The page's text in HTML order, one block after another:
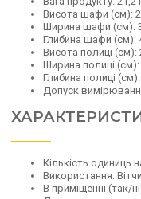
Висота шафи (см):
Ширина шафи (см):
Глибина шафи (см):
Висота полиці (см):
Ширина полиці (см):
Глибина полиці (см):
Допуск
Кількість одиниць
Використання:
В приміщенні (так/